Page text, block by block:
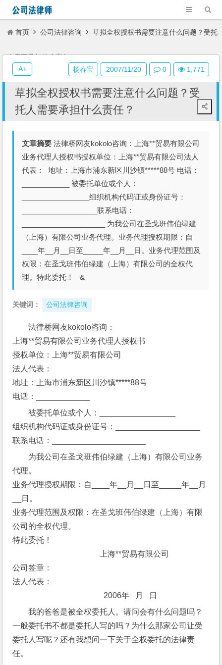
首页 公司法律咨询 草拟全权授权书需要注意什么问题？受托
人需要承担什么责任？
草拟全权授权书需要注意什么问题？受
托人需要承担什么责任？
文章摘要 法律桥网友kokolo咨询：上海**贸易有限公司
业务代理人授权书授权单位：上海**贸易有限公司法人
代表： 地址：上海市浦东新区川沙镇*****88号 电话：
____________ 被委托单位或个人：
_________________组织机构代码证或身份证号：
___________________联系电话：
_____________________ 为我公司在圣戈班伟伯绿建
（上海）有限公司业务代理。业务代理授权期限：自
____年__月__日至_____年__月__日。业务代理范围及
权限：在圣戈班伟伯绿建（上海）有限公司的全权代
理。特此委托！ &
关键词： 公司法律咨询
法律桥网友kokolo咨询：
上海**贸易有限公司业务代理人授权书
授权单位：上海**贸易有限公司
法人代表：
地址：上海市浦东新区川沙镇*****88号
电话：____________
被委托单位或个人：_________________
组织机构代码证或身份证号：___________________
联系电话：_____________________
为我公司在圣戈班伟伯绿建（上海）有限公司业务
代理。
业务代理授权期限：自____年__月__日至_____年__月
__日。
业务代理范围及权限：在圣戈班伟伯绿建（上海）有限
公司的全权代理。
特此委托！
上海**贸易有限公司
公司签章：
法人代表：
2006年   月   日
我的爸爸是被全权委托人。请问会有什么问题吗？
一般委托书不都是委托人写的吗？为什么那家公司让受
委托人写呢？还有我想问一下关于全权委托的法律责
任。
杨春宝 2007/11/20 0 1,771
A+